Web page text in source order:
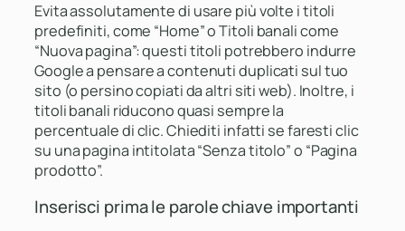
Evita assolutamente di usare più volte i titoli
predefiniti, come “Home” o Titoli banali come
“Nuova pagina”: questi titoli potrebbero indurre
Google a pensare a contenuti duplicati sul tuo
sito (o persino copiati da altri siti web). Inoltre, i
titoli banali riducono quasi sempre la
percentuale di clic. Chiediti infatti se faresti clic
su una pagina intitolata “Senza titolo” o “Pagina
prodotto”.
Inserisci prima le parole chiave importanti